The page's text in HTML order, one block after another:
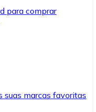
para comprar
suas marcas favoritas